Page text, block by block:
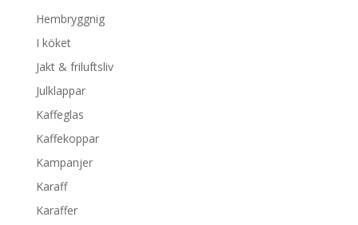
Hembryggnig
I köket
Jakt & friluftsliv
Julklappar
Kaffeglas
Kaffekoppar
Kampanjer
Karaff
Karaffer